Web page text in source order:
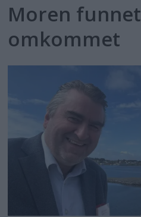
Moren funnet
omkommet